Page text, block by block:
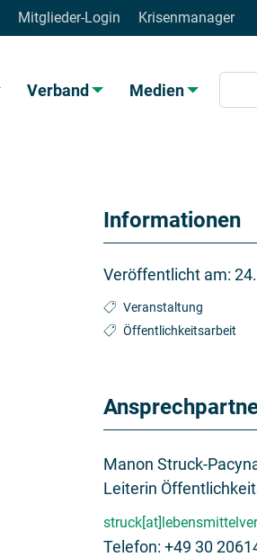
Mitglieder-Login Krisenmanager
Verband Medien
Informationen
Veröffentlicht am:
Veranstaltung
Öffentlichkeitsarbeit
Manon Struck-
Leiterin
Telefon: +49 30